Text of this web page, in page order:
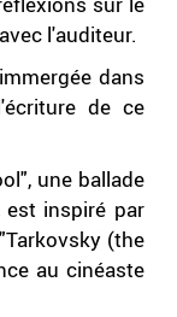
l'auditeur.
dans
de ce
une ballade
est inspiré par
(the
au cinéaste